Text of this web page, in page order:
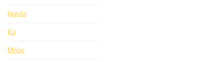
Honda
Kia
Molas